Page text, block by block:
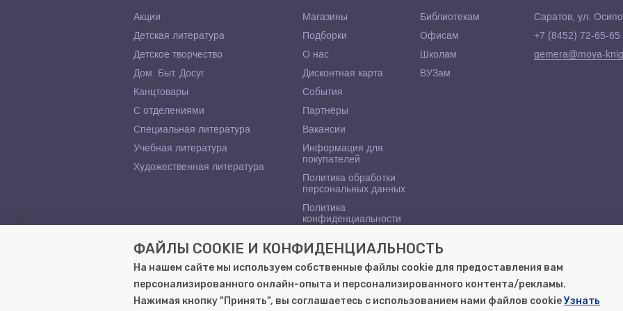
Акции
Детская литература
Детское творчество
Дом. Быт. Досуг.
Канцтовары
С отделениями
Специальная литература
Учебная литература
Художественная литература
Магазины
Подборки
О нас
Дисконтная карта
События
Партнёры
Вакансии
Информация для
покупателей
Политика обработки
персональных данных
Политика
конфиденциальности
Библиотекам
Офисам
Школам
ВУЗам
Саратов, ул.
+7 (8452) 72-65-65
gemera@moya-
© 2000–2026, ООО «Гемера-Плюс»
Моя книга | Сеть книжных магазинов в Саратове
ФАЙЛЫ COOKIE И КОНФИДЕНЦИАЛЬНОСТЬ
На нашем сайте мы используем собственные файлы cookie для предоставления вам
персонализированного онлайн-опыта и персонализированного контента/рекламы.
Нажимая кнопку "Принять", вы соглашаетесь с использованием нами файлов cookieУзнать